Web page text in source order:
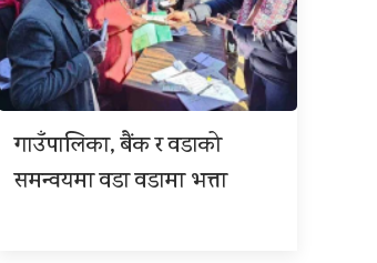
गाउँपालिका, बैंक र वडाको
समन्वयमा वडा वडामा भत्ता